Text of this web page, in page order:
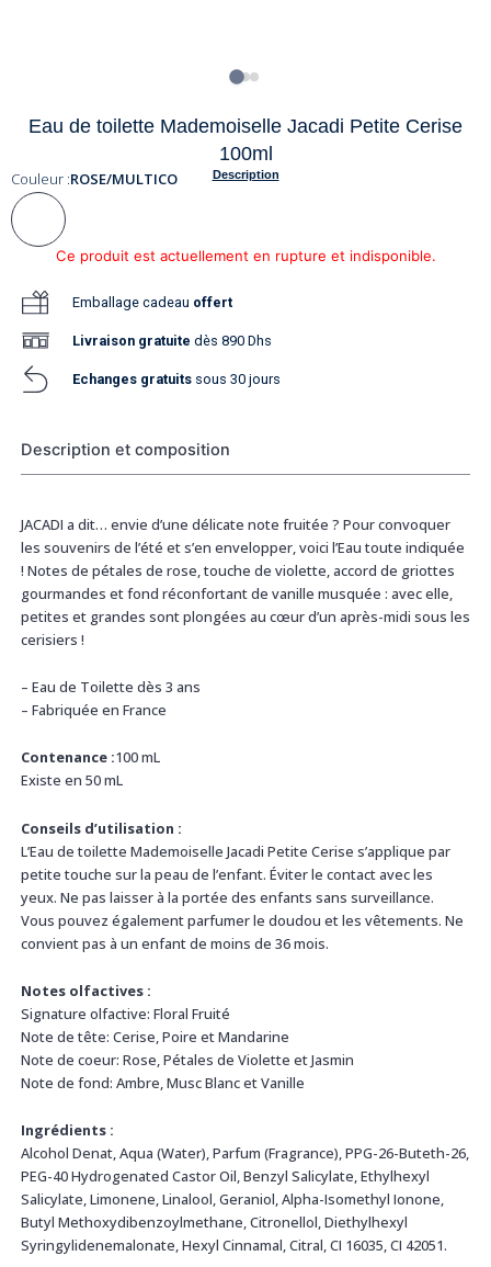
Eau de toilette Mademoiselle Jacadi Petite Cerise
100ml
Description
Couleur :ROSE/MULTICO
Ce produit est actuellement en rupture et indisponible.
Emballage cadeau offert
Livraison gratuite dès 890 Dhs
Echanges gratuits sous 30 jours
Description et composition
JACADI a dit… envie d’une délicate note fruitée ? Pour convoquer
les souvenirs de l’été et s’en envelopper, voici l’Eau toute indiquée
! Notes de pétales de rose, touche de violette, accord de griottes
gourmandes et fond réconfortant de vanille musquée : avec elle,
petites et grandes sont plongées au cœur d’un après-midi sous les
cerisiers !
– Eau de Toilette dès 3 ans
– Fabriquée en France
Contenance :100 mL
Existe en 50 mL
Conseils d’utilisation :
L’Eau de toilette Mademoiselle Jacadi Petite Cerise s’applique par
petite touche sur la peau de l’enfant. Éviter le contact avec les
yeux. Ne pas laisser à la portée des enfants sans surveillance.
Vous pouvez également parfumer le doudou et les vêtements. Ne
convient pas à un enfant de moins de 36 mois.
Notes olfactives :
Signature olfactive: Floral Fruité
Note de tête: Cerise, Poire et Mandarine
Note de coeur: Rose, Pétales de Violette et Jasmin
Note de fond: Ambre, Musc Blanc et Vanille
Ingrédients :
Alcohol Denat, Aqua (Water), Parfum (Fragrance), PPG-26-Buteth-26,
PEG-40 Hydrogenated Castor Oil, Benzyl Salicylate, Ethylhexyl
Salicylate, Limonene, Linalool, Geraniol, Alpha-Isomethyl Ionone,
Butyl Methoxydibenzoylmethane, Citronellol, Diethylhexyl
Syringylidenemalonate, Hexyl Cinnamal, Citral, CI 16035, CI 42051.